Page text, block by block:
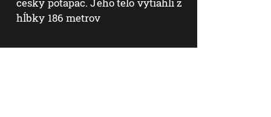
český potápač. Jeho telo vytiahli z
hĺbky 186 metrov